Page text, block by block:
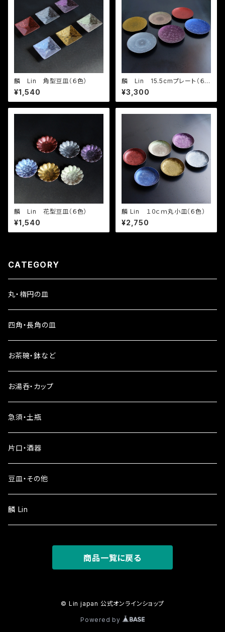
麟 Lin 角型豆皿（６色）
¥1,540
麟 Lin 15.5cmプレート（６
色）
¥3,300
麟 Lin 花型豆皿（６色）
¥1,540
麟 Lin １０ｃｍ丸小皿（６色）
¥2,750
CATEGORY
丸・楕円の皿
四角・長角の皿
お茶碗・鉢など
お湯呑・カップ
急須・土瓶
片口・酒器
豆皿・その他
麟 Lin
商品一覧に戻る
© Lin japan 公式オンラインショップ
Powered by